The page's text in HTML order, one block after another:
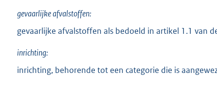
gevaarlijke afvalstoffen:
gevaarlijke afvalstoffen als bedoeld in artikel 1.1 van
inrichting:
inrichting, behorende tot een categorie die is